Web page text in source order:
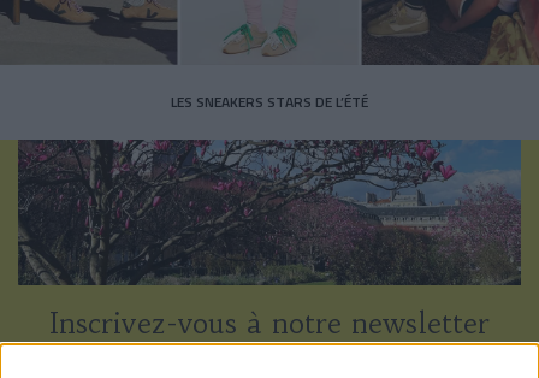
LES SNEAKERS STARS DE L’ÉTÉ
Inscrivez-vous à notre newsletter